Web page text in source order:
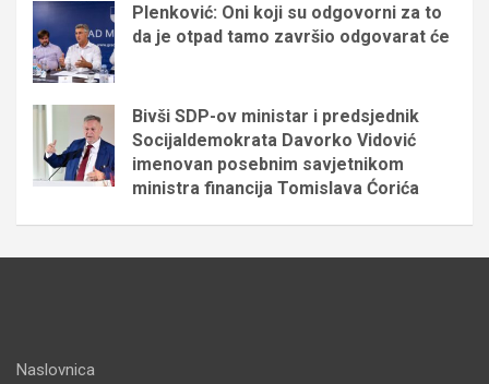
Plenković: Oni koji su odgovorni za to
da je otpad tamo završio odgovarat će
Bivši SDP-ov ministar i predsjednik
Socijaldemokrata Davorko Vidović
imenovan posebnim savjetnikom
ministra financija Tomislava Ćorića
Naslovnica